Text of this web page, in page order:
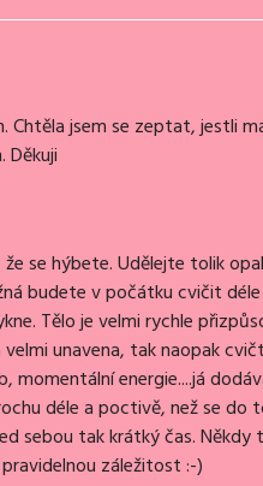
jsem se zeptat, jestli
Děkuji
se hýbete. Udělejte tolik
budete v počátku cvičit
Tělo je velmi rychle
unavena, tak naopak
momentální energie....já
déle a poctivě, než se do
sebou tak krátký čas.
záležitost :-)